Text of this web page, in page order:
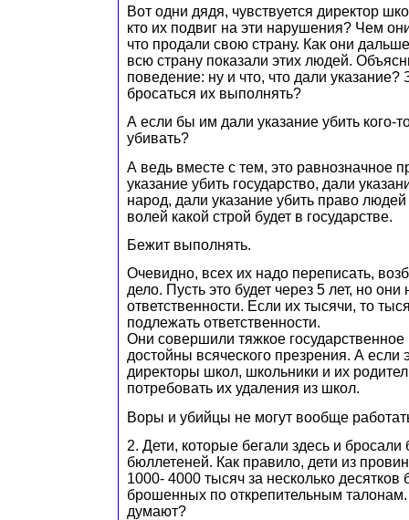
Вот одни дядя, чувствуется директор
кто их подвиг на эти нарушения? Чем
что продали свою страну. Как они
всю страну показали этих людей.
поведение: ну и что, что дали указание?
бросаться их выполнять?
А если бы им дали указание убить кого-
убивать?
А ведь вместе с тем, это равнозначное
указание убить государство, дали
народ, дали указание убить право
волей какой строй будет в государстве.
Бежит выполнять.
Очевидно, всех их надо переписать,
дело. Пусть это будет через 5 лет, но
ответственности. Если их тысячи, то
подлежать ответственности.
Они совершили тяжкое государственное
достойны всяческого презрения. А если
директоры школ, школьники и их
потребовать их удаления из школ.
Воры и убийцы не могут вообще
2. Дети, которые бегали здесь и бросали
бюллетеней. Как правило, дети из
1000- 4000 тысяч за несколько десятков
брошенных по открепительным
думают?